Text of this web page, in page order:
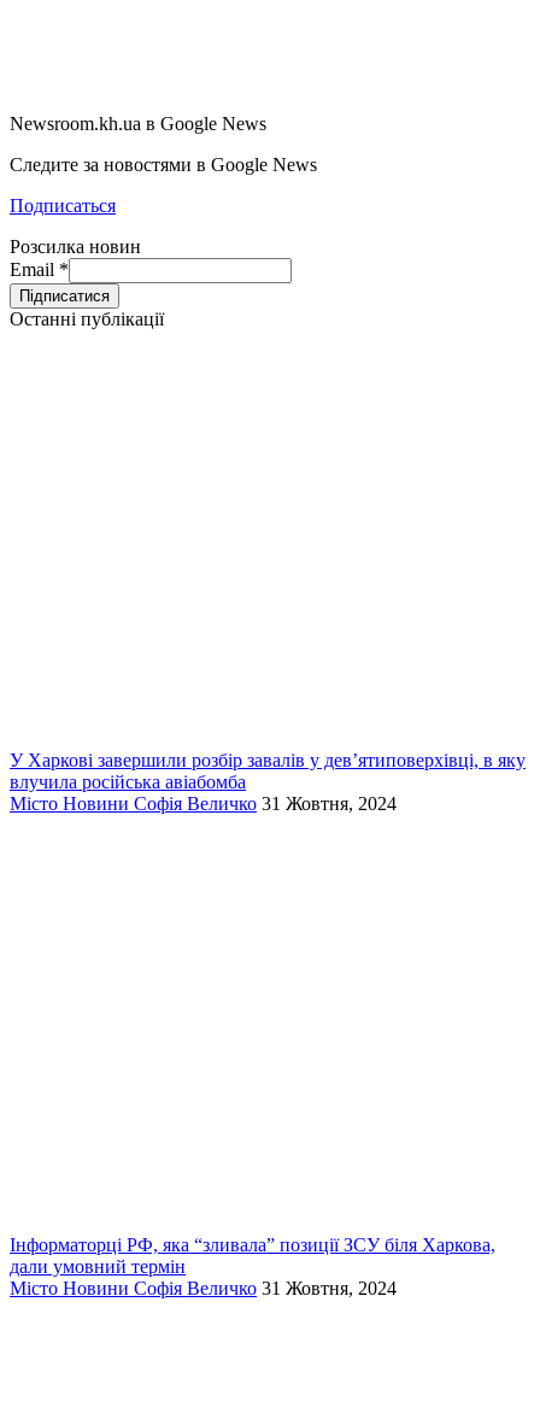
Newsroom.kh.ua в Google News
Следите за новостями в Google News
Подписаться
Розсилка новин
Email *
Останні публікації
У Харкові завершили розбір завалів у дев’ятиповерхівці, в яку
влучила російська авіабомба
Місто Новини Софія Величко 31 Жовтня, 2024
Інформаторці РФ, яка “зливала” позиції ЗСУ біля Харкова,
дали умовний термін
Місто Новини Софія Величко 31 Жовтня, 2024